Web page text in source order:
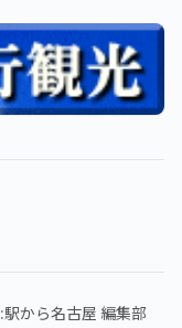
駅から名古屋 編集部